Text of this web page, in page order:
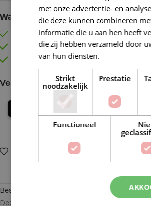
Waarom kopen bij de Wolkast?
Lage verzendkosten vanaf € 4,99
Gratis verzonden vanaf €55,-
Vóór 16:30 besteld = Zelfde (werk)dag
Veilig online betalen
Op verlanglijstje
Beschrijving
Deze houten ringen hebben een mooie
met onze advertentie- en
die deze kunnen combineren
informatie die u aan hen heeft
die zij hebben verzameld door
van hun diensten.
Strikt
noodzakelijk
Prestatie
Functioneel